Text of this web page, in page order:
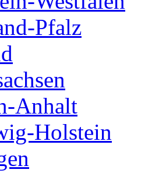
Pfalz
Anhalt
Holstein